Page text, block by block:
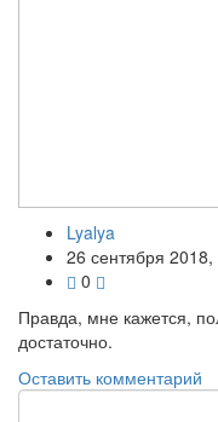
Lyalya
26 сентября 2018,
0
Правда, мне кажется,
достаточно.
Оставить комментарий